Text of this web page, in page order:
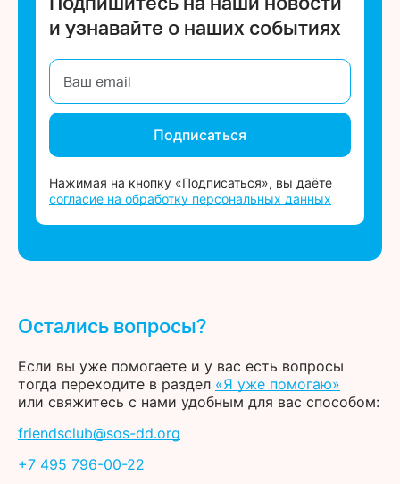
и узнавайте о наших событиях
Подписаться
Нажимая на кнопку «Подписаться», вы даёте
согласие на обработку персональных данных
Остались вопросы?
Если вы уже помогаете и у вас есть вопросы
тогда переходите в раздел «Я уже помогаю»
или свяжитесь с нами удобным для вас способом:
friendsclub@sos-dd.org
+7 495 796-00-22